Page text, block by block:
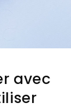
avec